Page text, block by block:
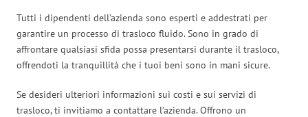
Tutti i dipendenti dell’azienda sono esperti e addestrati per
garantire un processo di trasloco fluido. Sono in grado di
affrontare qualsiasi sfida possa presentarsi durante il trasloco,
offrendoti la tranquillità che i tuoi beni sono in mani sicure.
Se desideri ulteriori informazioni sui costi e sui servizi di
trasloco, ti invitiamo a contattare l’azienda. Offrono un